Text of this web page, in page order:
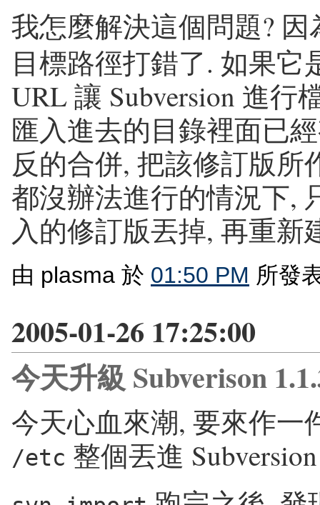
我怎麼解決這個問題?
目標路徑打錯了. 如果
URL 讓 Subversion 進行
匯入進去的目錄裡面已
反的合併, 把該修訂版
都沒辦法進行的情況下,
入的修訂版丟掉, 再重新
由 plasma 於 01:50 PM 所發
2005-01-26 17:25:00
今天升級 Subverison
今天心血來潮, 要來作一
/etc 整個丟進